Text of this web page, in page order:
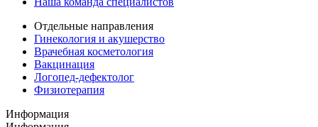
Отдельные направления
Гинекология и акушерство
Врачебная косметология
Вакцинация
Логопед-дефектолог
Физиотерапия
Информация